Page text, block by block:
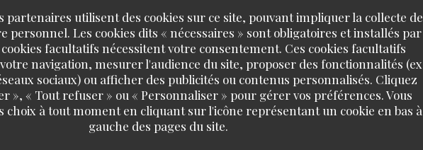
partenaires utilisent des cookies sur ce site, pouvant impliquer la collecte de
personnel. Les cookies dits « nécessaires » sont obligatoires et installés par
facultatifs nécessitent votre consentement. Ces cookies facultatifs
navigation, mesurer l'audience du site, proposer des fonctionnalités (ex
sociaux) ou afficher des publicités ou contenus personnalisés. Cliquez
», « Tout refuser » ou « Personnaliser » pour gérer vos préférences. Vous
choix à tout moment en cliquant sur l'icône représentant un cookie en bas à
gauche des pages du site.
sympathique. La nourriture était délicieuse !
SERVICE /5 AMBIANCE /5 CUISINE /5 QUALITÉ / PRIX /5
jazzy.. personnel au petits soins. Amuses bouches offerts délicieux et
belle pièce autant au niveau qualitatif que quantitatif ! Et pour ceux qui ne
BELGRANGE restaurant